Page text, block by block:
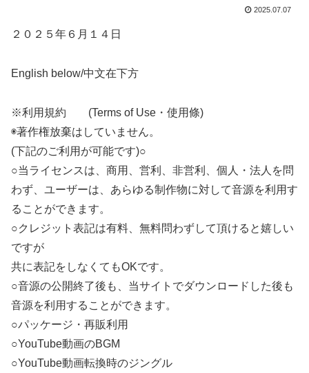
2025.07.07
２０２５年６月１４日
English below/中文在下方
※利用規約 (Terms of Use・使用條)
◉著作権放棄はしていません。
(下記のご利用が可能です)○
○当ライセンスは、商用、営利、非営利、個人・法人を問
わず、ユーザーは、あらゆる制作物に対して音源を利用す
ることができます。
○クレジット表記は有料、無料問わずして頂けると嬉しい
ですが
共に表記をしなくてもOKです。
○音源の公開終了後も、当サイトでダウンロードした後も
音源を利用することができます。
○パッケージ・再販利用
○YouTube動画のBGM
○YouTube動画転換時のジングル